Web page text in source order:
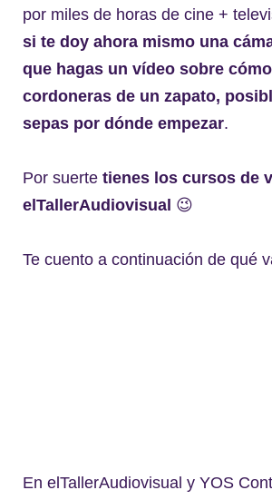
por miles de horas de cine +
si te doy ahora mismo una
que hagas un vídeo sobre
cordoneras de un zapato,
sepas por dónde empezar.
Por suerte tienes los cursos de
elTallerAudiovisual 😉
Te cuento a continuación de qué
En elTallerAudiovisual y YOS